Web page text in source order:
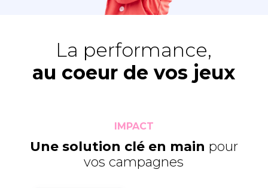
La performance,
au coeur de vos jeux
IMPACT
Une solution clé en main pour
vos campagnes